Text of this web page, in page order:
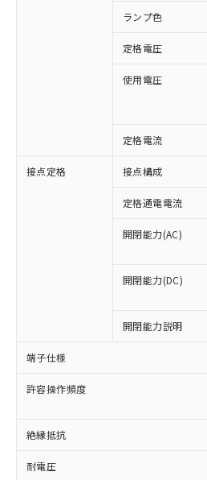
ランプ色
定格電圧
使用電圧
定格電流
接点定格 接点構成
定格通電電流
開閉能力(AC)
開閉能力(DC)
開閉能力説明
端子仕様
許容操作頻度
絶縁抵抗
耐電圧
ご利用条件
以下の条件をお読みいた
本サービスは、当社
商品の当社在庫状況
(税抜)を提供させて
当社制御機器事業取
本サービスの対象外
ことをご了承くださ
在庫状況および標準
記載している更新日
タに基づき作成され
準価格とは異なる場
対応済み：EU RoHS
非含有に対応した製品が提
対応予定：EU RoHS指令
有に対応した製品に切り替
対応予定なし：EU RoHS
非含有に非対応の商品で
調査・確認中：EU RoHS
非含有の対応状況を調査
非該当品：ライセンス料
害物質有無と関係のない
仕入先様の事情により、
いたものが、含有品と判
むを得ず変更することが
*EU RoHS指令（10物質）：
鉛(Pb) 1000ppm以下、 水銀(Hg)
六価クロム(Cr(Ⅵ)) 1000ppm以下
「○」：最大均質材料含
基準値以下であることを
「×」：最大均質材料含
基準値を超えていること
「－」：未確認です。当
当社は、これら貴社
為替および外国貿易
（以下｢規制貨物等
または国外への提供
国政府の輸出許可(
可)を取得するなど